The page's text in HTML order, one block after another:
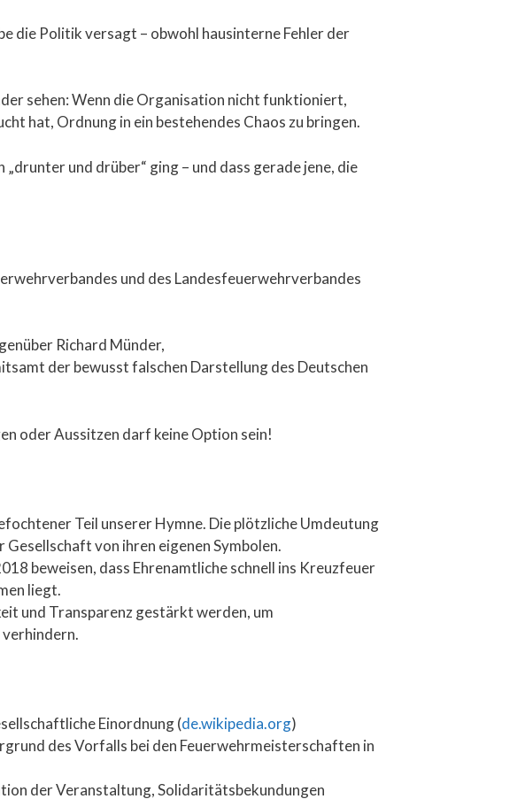
die Politik versagt – obwohl hausinterne Fehler der
sehen: Wenn die Organisation nicht funktioniert,
hat, Ordnung in ein bestehendes Chaos zu bringen.
und drüber“ ging – und dass gerade jene, die
und des Landesfeuerwehrverbandes
Richard Münder,
der bewusst falschen Darstellung des Deutschen
oder Aussitzen darf keine Option sein!
Teil unserer Hymne. Die plötzliche Umdeutung
von ihren eigenen Symbolen.
beweisen, dass Ehrenamtliche schnell ins Kreuzfeuer
liegt.
und Transparenz gestärkt werden, um
Einordnung (de.wikipedia.org)
des Vorfalls bei den Feuerwehrmeisterschaften in
der Veranstaltung, Solidaritätsbekundungen